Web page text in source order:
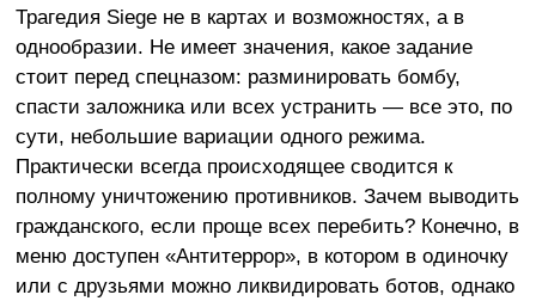
Трагедия Siege не в картах и возможностях, а в
однообразии. Не имеет значения, какое задание
стоит перед спецназом: разминировать бомбу,
спасти заложника или всех устранить — все это, по
сути, небольшие вариации одного режима.
Практически всегда происходящее сводится к
полному уничтожению противников. Зачем выводить
гражданского, если проще всех перебить? Конечно, в
меню доступен «Антитеррор», в котором в одиночку
или с друзьями можно ликвидировать ботов, однако